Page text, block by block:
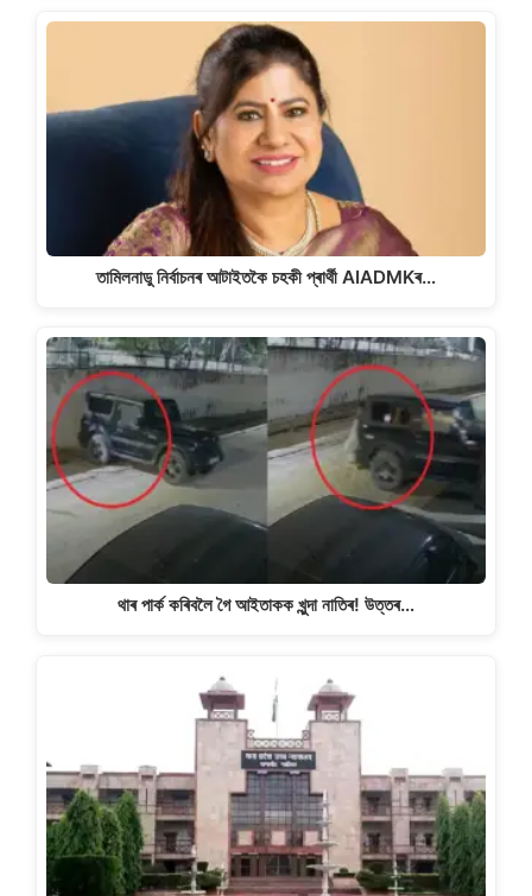
তামিলনাডু নিৰ্বাচনৰ আটাইতকৈ চহকী প্ৰাৰ্থী AIADMKৰ…
থাৰ পাৰ্ক কৰিবলৈ গৈ আইতাকক খুন্দা নাতিৰ! উত্তৰ…